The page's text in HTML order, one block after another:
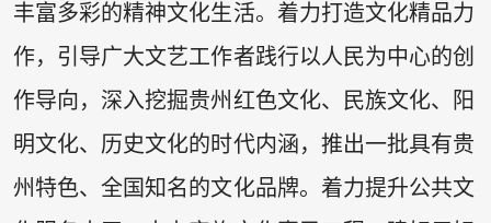
丰富多彩的精神文化生活。着力打造文化精品力
作，引导广大文艺工作者践行以人民为中心的创
作导向，深入挖掘贵州红色文化、民族文化、阳
明文化、历史文化的时代内涵，推出一批具有贵
州特色、全国知名的文化品牌。着力提升公共文